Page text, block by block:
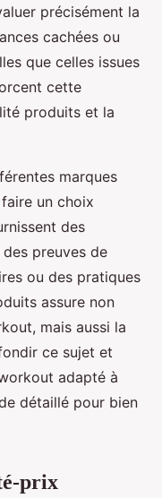
précisément la
cachées ou
que celles issues
cette
produits et la
marques
un choix
des
preuves de
ou des pratiques
assure non
mais aussi la
ce sujet et
adapté à
détaillé pour bien
prix